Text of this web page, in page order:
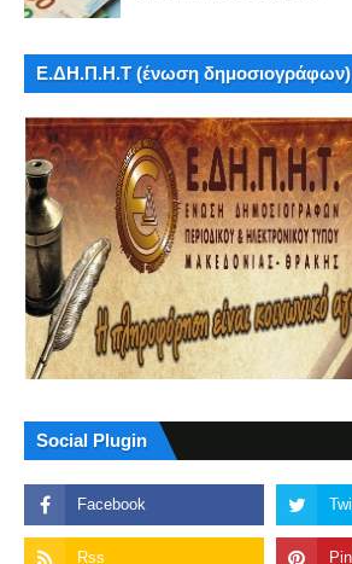
Ε.ΔΗ.Π.Η.Τ (ένωση δημοσιογράφων)
Social Plugin